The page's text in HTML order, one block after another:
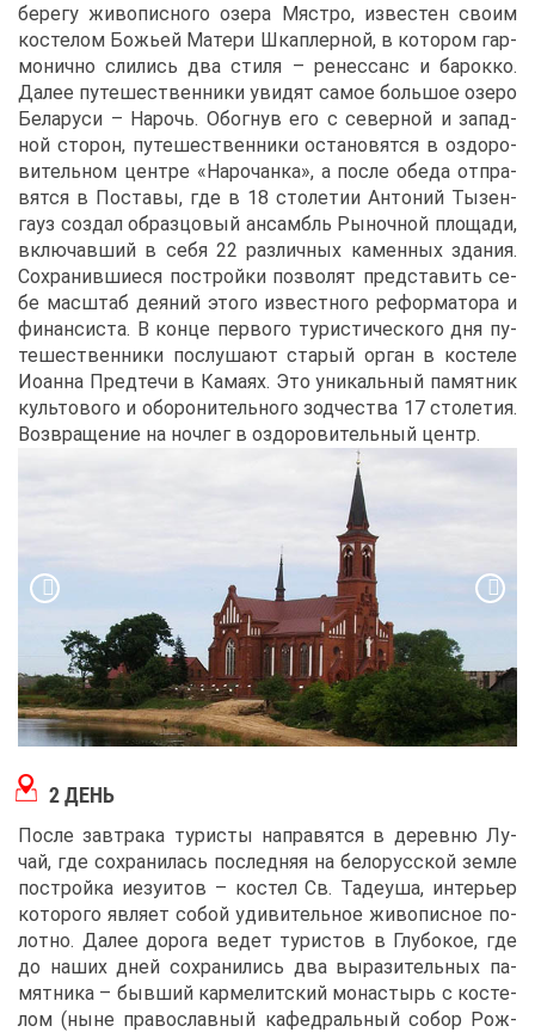
бе­ре­гу жи­во­пис­но­го озе­ра Мя­ст­ро, из­ве­стен сво­им
ко­сте­лом Бо­жьей Ма­те­ри Шкап­лер­ной, в ко­то­ром гар­
мо­нич­но сли­лись два сти­ля – ре­нес­санс и ба­рок­ко.
Да­лее пу­те­ше­ствен­ни­ки уви­дят са­мое боль­шое озе­ро
Бе­ла­ру­си – На­рочь. Обо­гнув его с се­вер­ной и за­пад­
ной сто­рон, пу­те­ше­ствен­ни­ки оста­но­вят­ся в оздо­ро­
ви­тель­ном цен­тре «На­ро­чан­ка», а по­сле обе­да от­пра­
вят­ся в По­ста­вы, где в 18 сто­ле­тии Ан­то­ний Ты­зен­
гауз со­здал об­раз­цо­вый ан­самбль Ры­ноч­ной пло­ща­ди,
вклю­чав­ший в се­бя 22 раз­лич­ных ка­мен­ных зда­ния.
Со­хра­нив­ши­е­ся по­строй­ки поз­во­лят пред­ста­вить се­
бе мас­штаб де­я­ний это­го из­вест­но­го ре­фор­ма­то­ра и
фи­нан­си­ста. В кон­це пер­во­го ту­ри­сти­че­ско­го дня пу­
те­ше­ствен­ни­ки по­слу­ша­ют ста­рый ор­ган в ко­сте­ле
Иоан­на Пред­те­чи в Ка­ма­ях. Это уни­каль­ный па­мят­ник
куль­то­во­го и обо­ро­ни­тель­но­го зод­че­ства 17 сто­ле­тия.
Воз­вра­ще­ние на ноч­лег в оздо­ро­ви­тель­ный центр.
2 ДЕНЬ
По­сле зав­тра­ка ту­ри­сты на­пра­вят­ся в де­рев­ню Лу­
чай, где со­хра­ни­лась по­след­няя на бе­ло­рус­ской зем­ле
по­строй­ка иезу­и­тов – ко­стел Св. Та­де­уша, ин­те­рьер
ко­то­ро­го яв­ля­ет со­бой уди­ви­тель­ное жи­во­пис­ное по­
лот­но. Да­лее до­ро­га ве­дет ту­ри­стов в Глу­бо­кое, где
до на­ших дней со­хра­ни­лись два вы­ра­зи­тель­ных па­
мят­ни­ка – быв­ший кар­ме­лит­ский мо­на­стырь с ко­сте­
лом (ныне пра­во­слав­ный ка­фед­раль­ный со­бор Рож­